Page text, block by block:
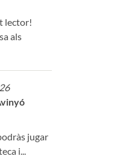
lector!
als
jugar
i...